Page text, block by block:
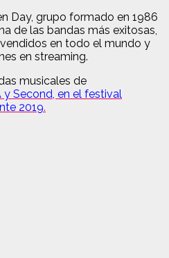
Day, grupo formado en 1986
de las bandas más exitosas,
en todo el mundo y
en streaming.
musicales de
y Second, en el festival
2019.